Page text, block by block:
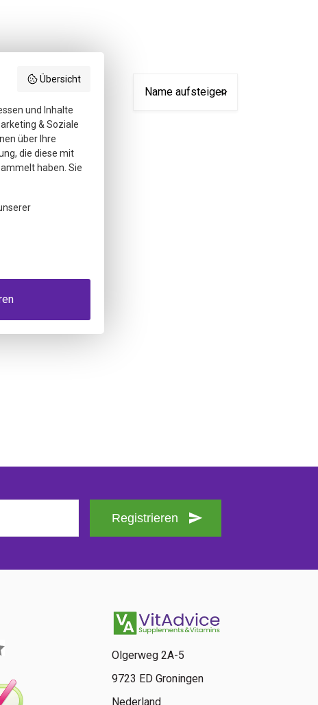
Registrieren
Olgerweg 2A-5
9723 ED Groningen
Nederland
Übersicht
und Inhalte
& Soziale
über Ihre
die diese mit
haben. Sie